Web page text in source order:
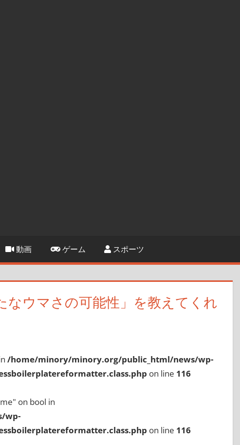
動画 ゲーム スポーツ
なウマさの可能性」を教えてくれ
/home/minory/minory.org/public_html/news/wp-
on line 116
on bool in
wp-
on line 116